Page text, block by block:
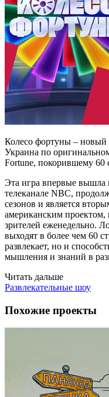
Колесо фортуны – новый
Украина по
Fortune, покорившему 60
Эта игра впервые
телеканале NBC,
сезонов и является
американским проектом,
зрителей еженедельно.
выходят в более чем 60
развлекает, но и
мышления и знаний в
Читать дальше
Развлекательные шоу
Похожие проекты